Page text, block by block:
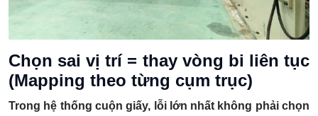
Chọn sai vị trí = thay vòng bi liên tục
(Mapping theo từng cụm trục)
Trong hệ thống cuộn giấy, lỗi lớn nhất không phải chọn